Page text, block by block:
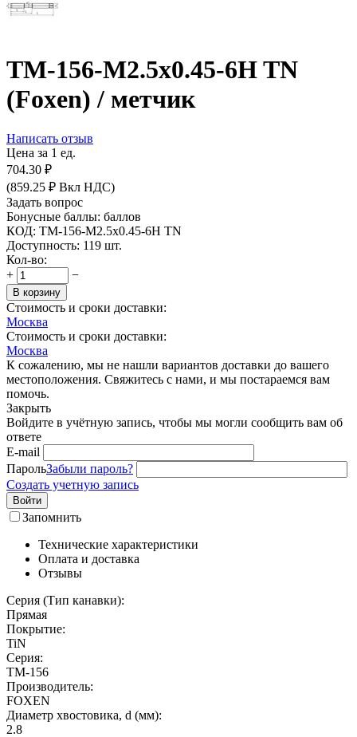
TM-156-M2.5x0.45-6H TN
(Foxen) / метчик
Написать отзыв
Цена за 1 ед.
704.30 ₽
(859.25 ₽ Вкл НДС)
Задать вопрос
Бонусные баллы: баллов
КОД: TM-156-M2.5x0.45-6H TN
Доступность: 119 шт.
Кол-во:
+
−
В корзину
Стоимость и сроки доставки:
Москва
Стоимость и сроки доставки:
Москва
К сожалению, мы не нашли вариантов доставки до вашего
местоположения. Свяжитесь с нами, и мы постараемся вам
помочь.
Закрыть
Войдите в учётную запись, чтобы мы могли сообщить вам об
ответе
E-mail
ПарольЗабыли пароль?
Создать учетную запись
Войти
Запомнить
Технические характеристики
Оплата и доставка
Отзывы
Серия (Тип канавки):
Прямая
Покрытие:
TiN
Серия:
TM-156
Производитель:
FOXEN
Диаметр хвостовика, d (мм):
2.8